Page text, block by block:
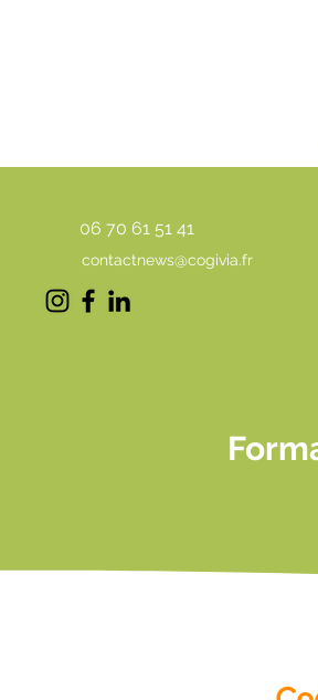
06 70 61 51 41
contactnews@cogivia.fr